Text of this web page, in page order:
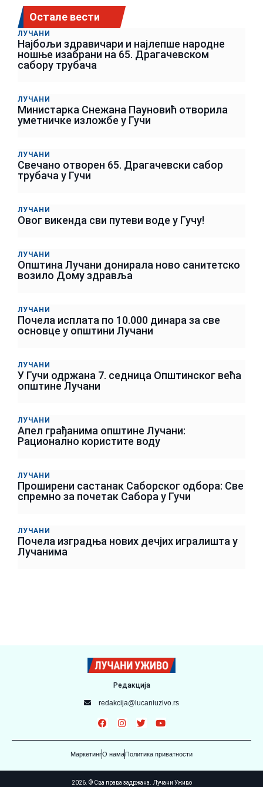
Остале вести
ЛУЧАНИ
Најбољи здравичари и најлепше народне
ношње изабрани на 65. Драгачевском
сабору трубача
ЛУЧАНИ
Министарка Снежана Пауновић отворила
уметничке изложбе у Гучи
ЛУЧАНИ
Свечано отворен 65. Драгачевски сабор
трубача у Гучи
ЛУЧАНИ
Овог викенда сви путеви воде у Гучу!
ЛУЧАНИ
Општина Лучани донирала ново санитетско
возило Дому здравља
ЛУЧАНИ
Почела исплата по 10.000 динара за све
основце у општини Лучани
ЛУЧАНИ
У Гучи одржана 7. седница Општинског већа
општине Лучани
ЛУЧАНИ
Апел грађанима општине Лучани:
Рационално користите воду
ЛУЧАНИ
Проширени састанак Саборског одбора: Све
спремно за почетак Сабора у Гучи
ЛУЧАНИ
Почела изградња нових дечјих игралишта у
Лучанима
Редакција
redakcija@lucaniuzivo.rs
МаркетингО намаПолитика приватности
2026. © Сва права задржана. Лучани Уживо